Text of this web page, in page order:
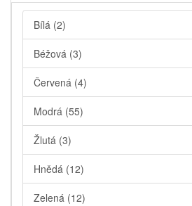
Bílá (2)
Béžová (3)
Červená (4)
Modrá (55)
Žlutá (3)
Hnědá (12)
Zelená (12)